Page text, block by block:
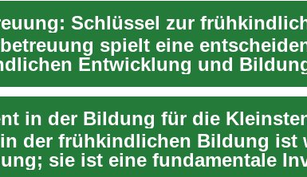
spielt eine
Entwicklung und
in der Bildung für die
der frühkindlichen Bildung ist
sie ist eine fundamentale